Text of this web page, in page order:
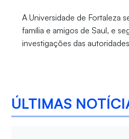
A Universidade de Fortaleza
família e amigos de Saul, e
investigações das
ÚLTIMAS